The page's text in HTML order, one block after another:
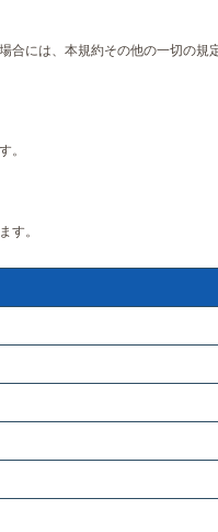
合には、本規約その他の一切の規
。
す。